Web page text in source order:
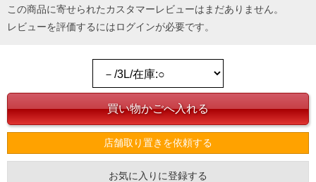
この商品に寄せられたカスタマーレビューはまだありません。
レビューを評価するにはログインが必要です。
店舗取り置きを依頼する
お気に入りに登録する